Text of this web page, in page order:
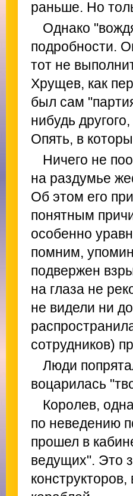
раньше. Но
Однако
подробности.
тот не
Хрущев, как
был сам
нибудь
Опять, в
Ничего не
на раздумье
Об этом его
понятным
особенно
помним,
подвержен
на глаза не
не видели ни
сотрудников)
Люди
воцарилась
Королев,
по неведению
прошел в
ведущих". Это